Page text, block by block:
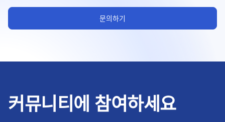
문의하기
커뮤니티에 참여하세요